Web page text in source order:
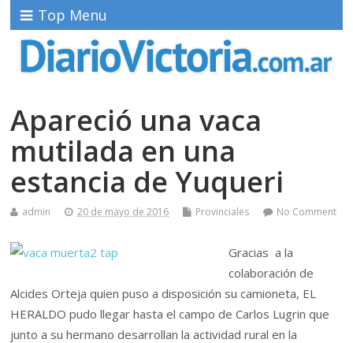
Top Menu
Apareció una vaca
mutilada en una
estancia de Yuqueri
admin 20 de mayo de 2016 Provinciales No Comment
Gracias a la
colaboración de
Alcides Orteja quien puso a disposición su camioneta, EL
HERALDO pudo llegar hasta el campo de Carlos Lugrin que
junto a su hermano desarrollan la actividad rural en la